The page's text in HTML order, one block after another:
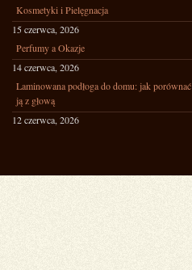
Kosmetyki i Pielęgnacja
15 czerwca, 2026
Perfumy a Okazje
14 czerwca, 2026
Laminowana podłoga do domu: jak porównać
ją z głową
12 czerwca, 2026